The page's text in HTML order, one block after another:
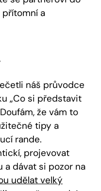
přítomní a
náš průvodce
„Co si představit
že vám to
tipy a
rande.
projevovat
a dávat si pozor na
udělat velký